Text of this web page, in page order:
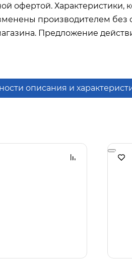
офертой. Характеристики,
производителем
Предложение
описания и